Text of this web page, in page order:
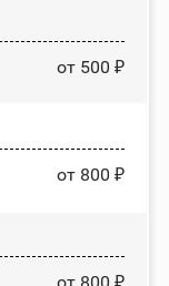
от 500 ₽
от 800 ₽